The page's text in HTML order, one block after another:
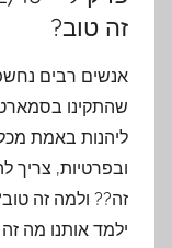
זה טוב?
אנשים רבים
שהתקינו
ליהנות באמת
זה?? ולמה זה
ילמד אותנו מה